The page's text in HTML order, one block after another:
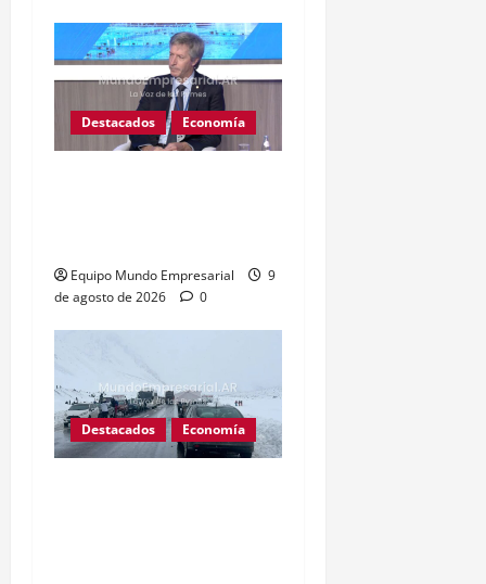
Destacados Economía
Equipo Mundo Empresarial
9
de agosto de 2026
0
Destacados Economía